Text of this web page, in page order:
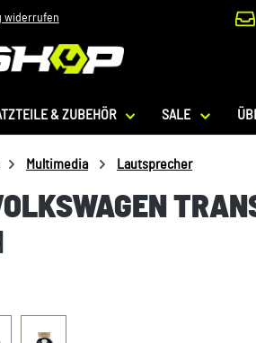
widerrufen
& ZUBEHÖR SALE
Multimedia Lautsprecher